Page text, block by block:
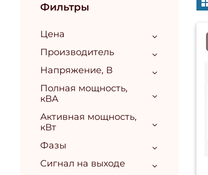
Фильтры
Цена
Производитель
Напряжение, В
Полная мощность,
кВА
Активная мощность,
кВт
Фазы
Сигнал на выходе